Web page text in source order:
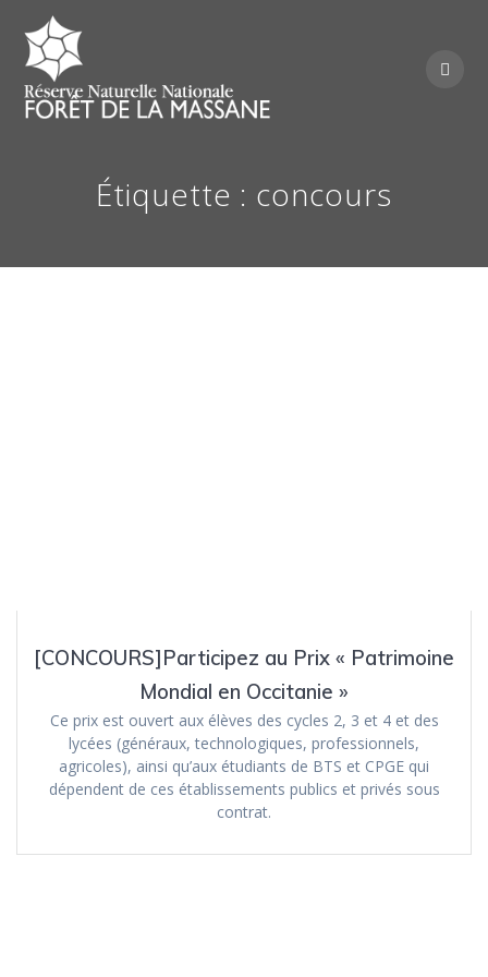
Étiquette : concours
[CONCOURS]Participez au Prix « Patrimoine
Mondial en Occitanie »
Ce prix est ouvert aux élèves des cycles 2, 3 et 4 et des
lycées (généraux, technologiques, professionnels,
agricoles), ainsi qu’aux étudiants de BTS et CPGE qui
dépendent de ces établissements publics et privés sous
contrat.